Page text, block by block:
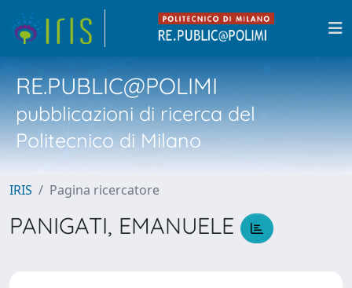
RE.PUBLIC@POLIMI
pubblicazioni di ricerca del
Politecnico di Milano
IRIS Pagina ricercatore
PANIGATI, EMANUELE